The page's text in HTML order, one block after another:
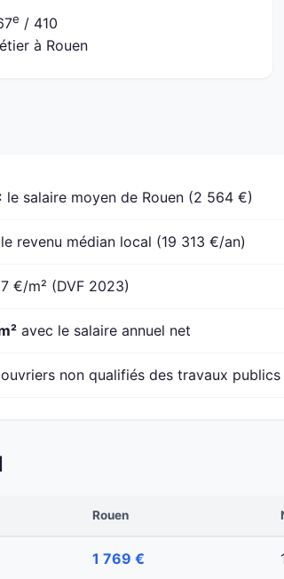
e / 410
à Rouen
le salaire moyen de Rouen (2 564 €)
le revenu médian local (19 313 €/an)
€/m² (DVF 2023)
avec le salaire annuel net
non qualifiés des travaux
Rouen
1 769 €